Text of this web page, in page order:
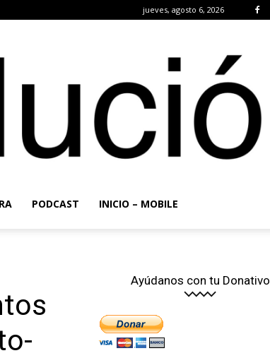
jueves, agosto 6, 2026
PODCAST INICIO – MOBILE
Ayúdanos con tu Donativo